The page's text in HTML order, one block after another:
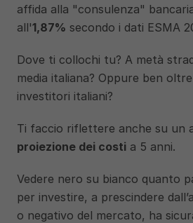
affida alla "consulenza"
all'1,87% secondo i dati ESMA
Dove ti collochi tu? A metà
media italiana? Oppure ben
investitori italiani?
proiezione dei costi a 5 anni.
Vedere nero su bianco quanto
per investire, a prescindere
o negativo del mercato, ha